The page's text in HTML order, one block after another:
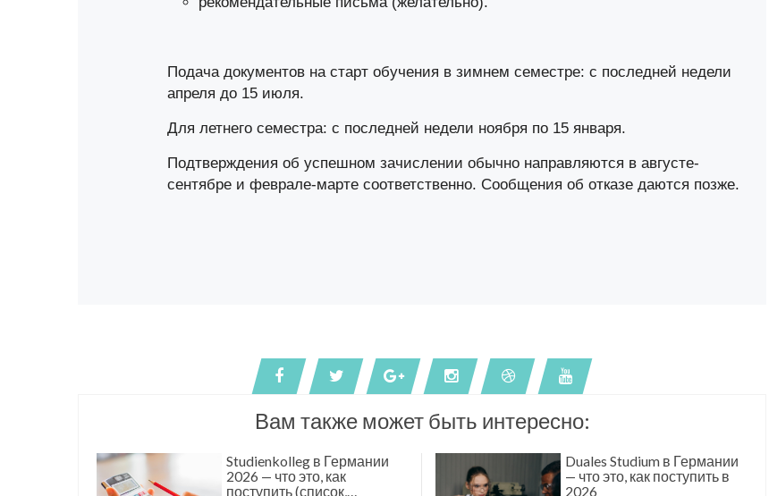
Подача документов на старт обучения в зимнем семестре: с последней недели
апреля до 15 июля.
Для летнего семестра: с последней недели ноября по 15 января.
Подтверждения об успешном зачислении обычно направляются в августе-
сентябре и феврале-марте соответственно. Сообщения об отказе даются позжe.
Вам также может быть интересно:
Studienkolleg в Германии
2026 — что это, как
поступить (список,
Duales Studium в Германии
— что это, как поступить в
2026